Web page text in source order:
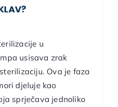
u
usisava zrak
Ova je faza
djeluje kao
sprječava jednoliko